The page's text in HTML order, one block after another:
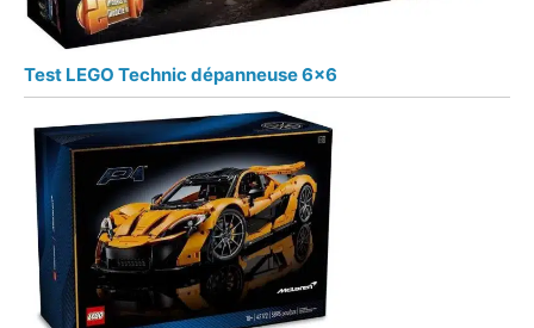
Test LEGO Technic dépanneuse 6×6